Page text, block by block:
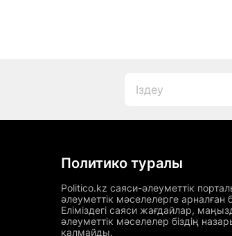
Политико туралы
Politico.kz саяси-әлеуметтік
әлеуметтік мәселелерге арналған
Еліміздегі саяси жағдайлар,
әлеуметтік мәселелер біздің
қалмайды.